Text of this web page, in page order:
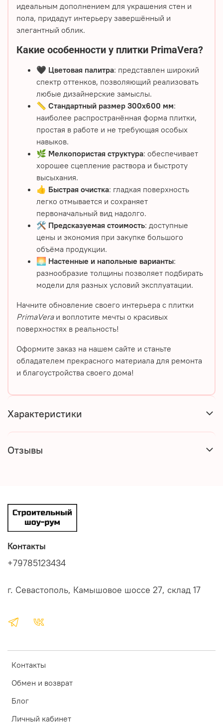
идеальным дополнением для украшения стен и
пола, придадут интерьеру завершённый и
элегантный облик.
Какие особенности у плитки PrimaVera?
🖤 Цветовая палитра: представлен широкий
спектр оттенков, позволяющий реализовать
любые дизайнерские замыслы.
📏 Стандартный размер 300х600 мм:
наиболее распространённая форма плитки,
простая в работе и не требующая особых
навыков.
🌿 Мелкопористая структура: обеспечивает
хорошее сцепление раствора и быстроту
высыхания.
👍 Быстрая очистка: гладкая поверхность
легко отмывается и сохраняет
первоначальный вид надолго.
🛠️ Предсказуемая стоимость: доступные
цены и экономия при закупке большого
объёма продукции.
🌅 Настенные и напольные варианты:
разнообразие толщины позволяет подбирать
модели для разных условий эксплуатации.
Начните обновление своего интерьера с плитки
PrimaVeraи воплотите мечты о красивых
поверхностях в реальность!
Оформите заказ на нашем сайте и станьте
обладателем прекрасного материала для ремонта
и благоустройства своего дома!
Характеристики
Отзывы
Контакты
Обмен и возврат
Блог
Личный кабинет
Контакты
+79785123434
г. Севастополь, Камышовое шоссе 27, склад 17